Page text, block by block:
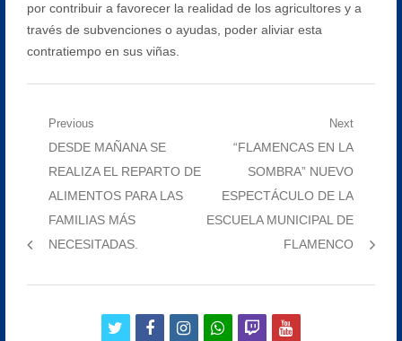
por contribuir a favorecer la realidad de los agricultores y a
través de subvenciones o ayudas, poder aliviar esta
contratiempo en sus viñas.
Navegación
entradas
Previous
Previous
post:
DESDE MAÑANA SE
REALIZA EL REPARTO DE
ALIMENTOS PARA LAS
FAMILIAS MÁS
NECESITADAS.
Next
Next
post:
“FLAMENCAS EN LA
SOMBRA” NUEVO
ESPECTÁCULO DE LA
ESCUELA MUNICIPAL DE
FLAMENCO
twitterfacebookinstagramwhatsapp
twitchyoutube